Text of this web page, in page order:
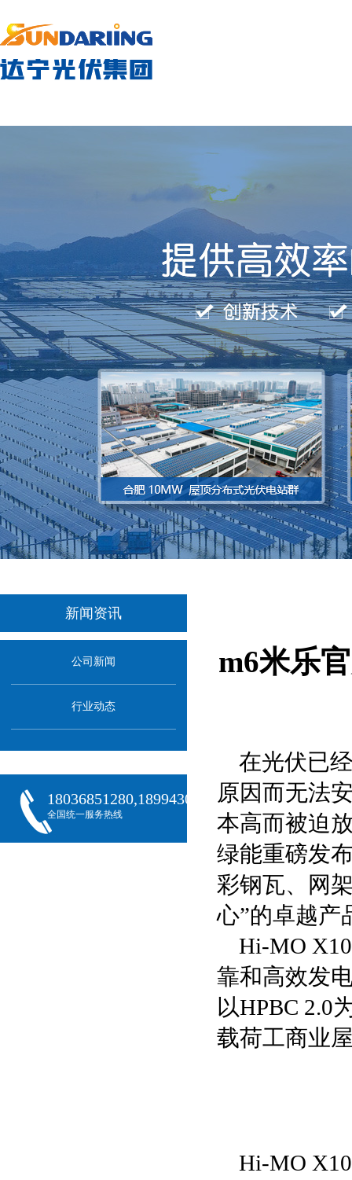
新闻资讯
公司新闻
行业动态
18036851280,18994301288,18068407382
全国统一服务热线
m6米乐
在光伏已
原因而无法
本高而被迫
绿能重磅发
彩钢瓦、网
心”的卓越产
Hi-MO
靠和高效发
以HPBC 2.0
载荷工商业
Hi-MO